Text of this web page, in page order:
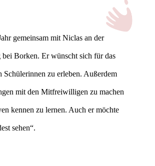
gemeinsam mit Niclas an der
bei Borken. Er wünscht sich für das
Schülerinnen zu erleben. Außerdem
mit den Mitfreiwilligen zu machen
kennen zu lernen. Auch er möchte
sehen“.